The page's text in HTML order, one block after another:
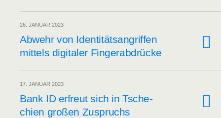
26. JANUAR 2023
Abwehr von Iden­ti­täts­an­grif­fen
mit­tels digi­ta­ler Fingerabdrücke
17. JANUAR 2023
Bank ID erfreut sich in Tsche­
chi­en gro­ßen Zuspruchs